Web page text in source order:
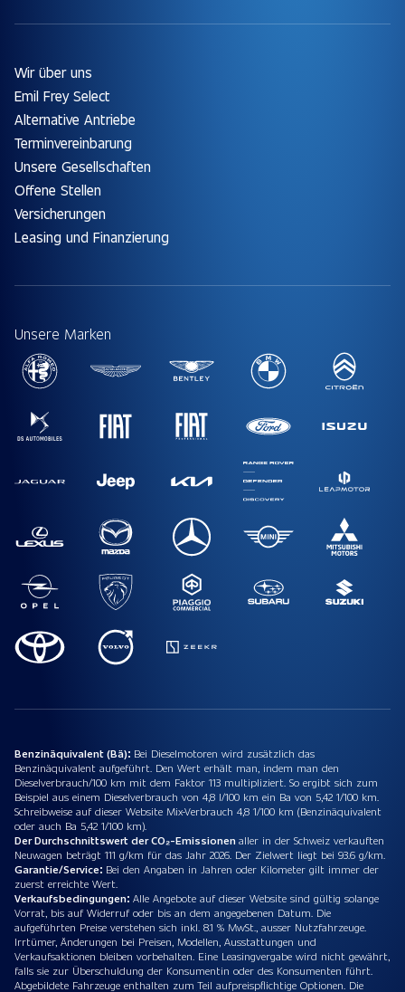
Wir über uns
Emil Frey Select
Alternative Antriebe
Terminvereinbarung
Unsere Gesellschaften
Offene Stellen
Versicherungen
Leasing und Finanzierung
Unsere Marken
Benzinäquivalent (Bä): Bei Dieselmotoren wird zusätzlich das
Benzinäquivalent aufgeführt. Den Wert erhält man, indem man den
Dieselverbrauch/100 km mit dem Faktor 113 multipliziert. So ergibt sich zum
Beispiel aus einem Dieselverbrauch von 4,8 l/100 km ein Ba von 5,42 1/100 km.
Schreibweise auf dieser Website Mix-Verbrauch 4,8 1/100 km (Benzinäquivalent
oder auch Ba 5,42 1/100 km).
Der Durchschnittswert der CO₂-Emissionenaller in der Schweiz verkauften
Neuwagen beträgt 111 g/km für das Jahr 2026. Der Zielwert liegt bei 93.6 g/km.
Garantie/Service: Bei den Angaben in Jahren oder Kilometer gilt immer der
zuerst erreichte Wert.
Verkaufsbedingungen: Alle Angebote auf dieser Website sind gültig solange
Vorrat, bis auf Widerruf oder bis an dem angegebenen Datum. Die
aufgeführten Preise verstehen sich inkl. 8.1 % MwSt., ausser Nutzfahrzeuge.
Irrtümer, Änderungen bei Preisen, Modellen, Ausstattungen und
Verkaufsaktionen bleiben vorbehalten. Eine Leasingvergabe wird nicht gewährt,
falls sie zur Überschuldung der Konsumentin oder des Konsumenten führt.
Abgebildete Fahrzeuge enthalten zum Teil aufpreispflichtige Optionen. Die